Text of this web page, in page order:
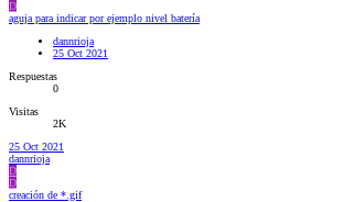
D
aguja para indicar por ejemplo nivel batería
dannrioja
25 Oct 2021
Respuestas
0
Visitas
2K
25 Oct 2021
dannrioja
D
D
creación de *.gif